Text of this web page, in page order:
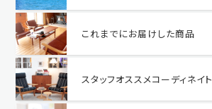
これまでにお届けした商品
スタッフオススメコーディネイト